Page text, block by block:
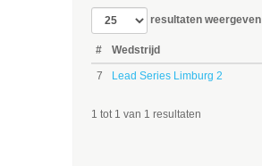
resultaten weergeven
# Wedstrijd
7 Lead Series Limburg 2
1 tot 1 van 1 resultaten